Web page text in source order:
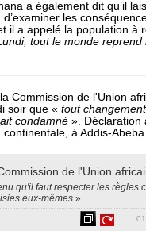
a également dit qu’il
d’examiner les
il a appelé la population à
tout le monde
Commission de l'Union
soir que « tout
condamné ». Déclaration
à Addis-
de l'Union
qu'il faut respecter les règles
eux-mêmes.»